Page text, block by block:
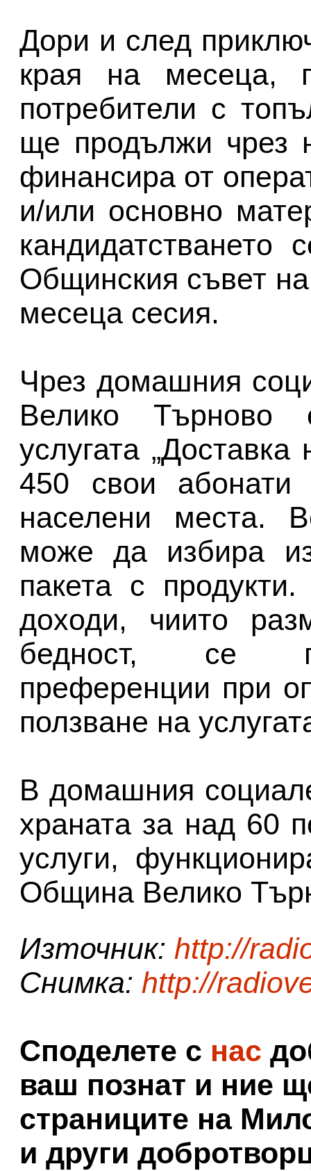
Дори и след
края на месеца,
потребители с
ще продължи чрез
финансира от
и/или основно
кандидатстването
Общинския съвет
месеца сесия.
Чрез домашния
Велико Търново
услугата
450 свои
населени места.
може да избира
пакета с
доходи, чиито
бедност, се
преференции при
ползване на
В домашния
храната за над 60
услуги,
Община Велико
Източник: http://
Снимка: http://
Споделете с нас
ваш познат и ние
страниците на
и други